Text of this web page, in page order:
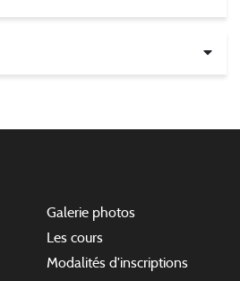
Galerie photos
Les cours
Modalités d'inscriptions